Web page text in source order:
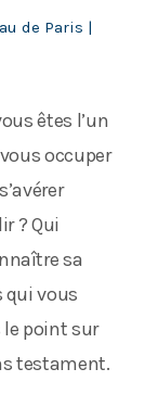
de Paris |
êtes l’un
occuper
? Qui
sa
qui vous
le point sur
testament.